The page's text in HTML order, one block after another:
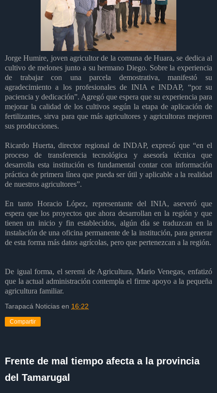
Jorge Humire, joven agricultor de la comuna de Huara, se dedica al
cultivo de melones junto a su hermano Diego. Sobre la experiencia
de trabajar con una parcela demostrativa, manifestó su
agradecimiento a los profesionales de INIA e INDAP, “por su
paciencia y dedicación”. Agregó que espera que su experiencia para
mejorar la calidad de los cultivos según la etapa de aplicación de
fertilizantes, sirva para que más agricultores y agricultoras mejoren
sus producciones.
Ricardo Huerta, director regional de INDAP, expresó que “en el
proceso de transferencia tecnológica y asesoría técnica que
desarrolla esta institución es fundamental contar con información
práctica de primera línea que pueda ser útil y aplicable a la realidad
de nuestros agricultores”.
En tanto Horacio López, representante del INIA, aseveró que
espera que los proyectos que ahora desarrollan en la región y que
tienen un inicio y fin establecidos, algún día se traduzcan en la
instalación de una oficina permanente de la institución, para generar
de esta forma más datos agrícolas, pero que pertenezcan a la región.
De igual forma, el seremi de Agricultura, Mario Venegas, enfatizó
que la actual administración contempla el firme apoyo a la pequeña
agricultura familiar.
Tarapacá Noticias en 16:22
Compartir
Frente de mal tiempo afecta a la provincia
del Tamarugal